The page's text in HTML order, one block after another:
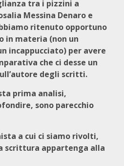
tra i pizzini a
Messina Denaro e
ritenuto opportuno
in materia (non un
incappucciato) per avere
che ci desse un
degli scritti.
prima analisi,
sono parecchio
a cui ci siamo rivolti,
scrittura appartenga alla